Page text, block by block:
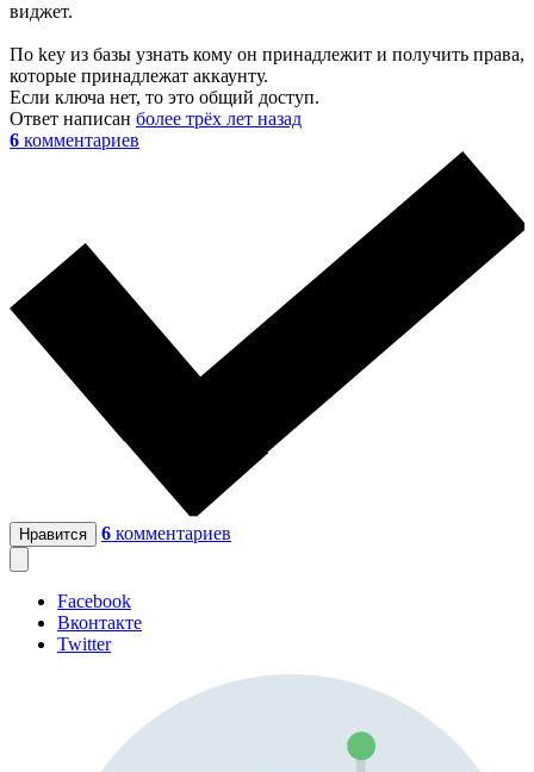
виджет.
По key из базы узнать кому он принадлежит и получить права,
которые принадлежат аккаунту.
Если ключа нет, то это общий доступ.
Ответ написан более трёх лет назад
6 комментариев
Нравится 6 комментариев
Facebook
Вконтакте
Twitter